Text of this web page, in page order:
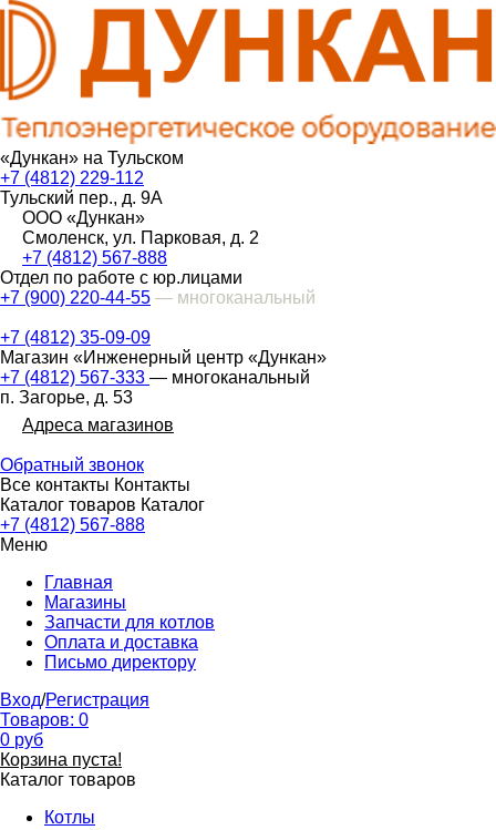
«Дункан» на Тульском
+7 (4812) 229-112
Тульский пер., д. 9А
ООО «Дункан»
Смоленск, ул. Парковая, д. 2
+7 (4812) 567-888
Отдел по работе с юр.лицами
+7 (900) 220-44-55 — многоканальный
+7 (4812) 35-09-09
Магазин «Инженерный центр «Дункан»
+7 (4812) 567-333 — многоканальный
п. Загорье, д. 53
Адреса магазинов
Обратный звонок
Все контакты Контакты
Каталог товаров Каталог
+7 (4812) 567-888
Меню
Главная
Магазины
Запчасти для котлов
Оплата и доставка
Письмо директору
Вход/Регистрация
Товаров: 0
0 руб
Корзина пуста!
Каталог товаров
Котлы